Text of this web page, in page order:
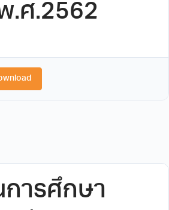
.ศ.2562
การศึกษา